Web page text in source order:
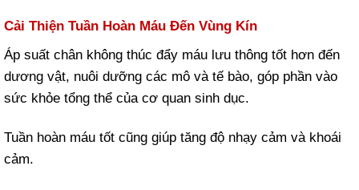
Cải Thiện Tuần Hoàn Máu Đến Vùng Kín
Áp suất chân không thúc đẩy máu lưu thông tốt hơn đến
dương vật, nuôi dưỡng các mô và tế bào, góp phần vào
sức khỏe tổng thể của cơ quan sinh dục.
Tuần hoàn máu tốt cũng giúp tăng độ nhạy cảm và khoái
cảm.